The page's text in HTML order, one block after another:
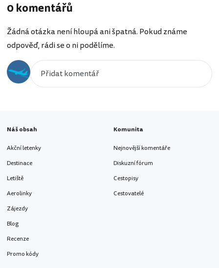
0 komentářů
Žádná otázka není hloupá ani špatná. Pokud známe
odpověď, rádi se o ni podělíme.
Náš obsah
Akční letenky
Destinace
Letiště
Aerolinky
Zájezdy
Blog
Recenze
Promo kódy
Komunita
Nejnovější komentáře
Diskuzní fórum
Cestopisy
Cestovatelé